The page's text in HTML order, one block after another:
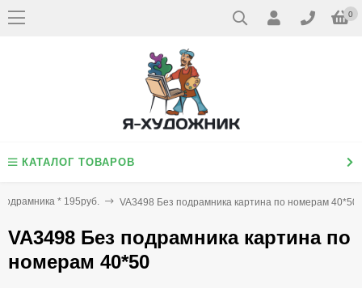
0
КАТАЛОГ ТОВАРОВ
* 195руб. VA3498 Без подрамника картина по номерам 40*50
VA3498 Без подрамника картина по
номерам 40*50